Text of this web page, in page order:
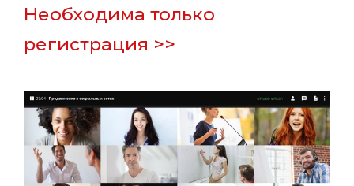
Необходима только
регистрация >>